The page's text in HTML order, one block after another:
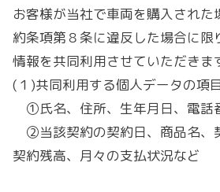
お客様が当社で車両を購入された
約条項第８条に違反した場合に限
情報を共同利用させていただきま
(１)共同利用する個人データの項目
①氏名、住所、生年月日、電話
②当該契約の契約日、商品名、
契約残高、月々の支払状況など